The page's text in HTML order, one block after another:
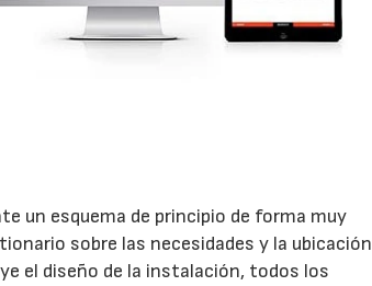
un esquema de principio de forma muy
sobre las necesidades y la ubicación
el diseño de la instalación, todos los